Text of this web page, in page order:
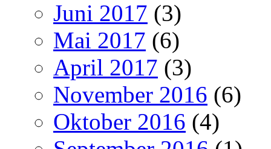
Juni 2017 (3)
Mai 2017 (6)
April 2017 (3)
November 2016 (6)
Oktober 2016 (4)